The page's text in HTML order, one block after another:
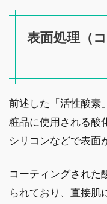
表面処理（
前述した「活性酸素
粧品に使用される酸
シリコンなどで表面
コーティングされた
られており、直接肌